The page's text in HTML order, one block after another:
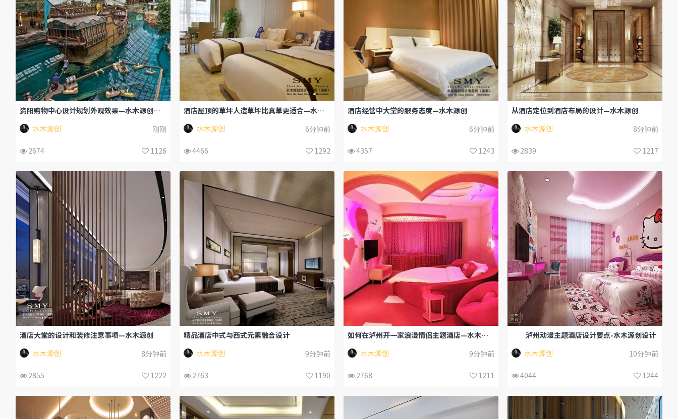
资阳购物中心设计规划外观效果—水木源创设计
水木源创
刚刚
2674 1126
酒店屋顶的草坪人造草坪比真草更适合—水木源创
水木源创
6分钟前
4466 1292
酒店经营中大堂的服务态度—水木源创
水木源创
6分钟前
4357 1243
从酒店定位到酒店布局的设计—水木源创
水木源创
8分钟前
2839 1217
酒店大堂的设计和装修注意事项—水木源创
水木源创
8分钟前
2855 1222
精品酒店中式与西式元素融合设计
水木源创
9分钟前
2763 1190
如何在泸州开一家浪漫情侣主题酒店—水木源创
水木源创
9分钟前
2768 1211
泸州动漫主题酒店设计要点-水木源创设计
水木源创
10分钟前
4044 1244